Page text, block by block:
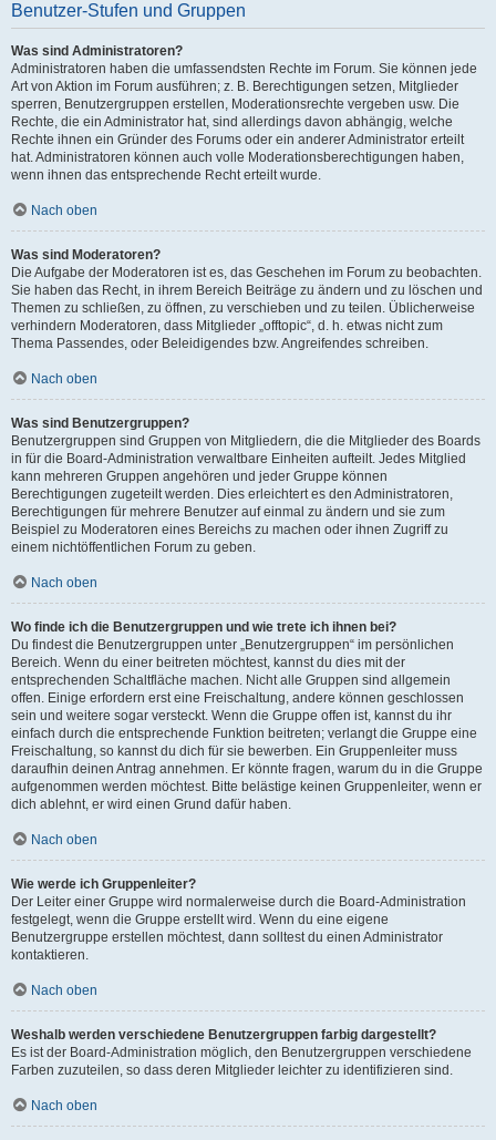
Benutzer-Stufen und Gruppen
Was sind Administratoren?
Administratoren haben die umfassendsten Rechte im Forum. Sie können jede
Art von Aktion im Forum ausführen; z. B. Berechtigungen setzen, Mitglieder
sperren, Benutzergruppen erstellen, Moderationsrechte vergeben usw. Die
Rechte, die ein Administrator hat, sind allerdings davon abhängig, welche
Rechte ihnen ein Gründer des Forums oder ein anderer Administrator erteilt
hat. Administratoren können auch volle Moderationsberechtigungen haben,
wenn ihnen das entsprechende Recht erteilt wurde.
Nach oben
Was sind Moderatoren?
Die Aufgabe der Moderatoren ist es, das Geschehen im Forum zu beobachten.
Sie haben das Recht, in ihrem Bereich Beiträge zu ändern und zu löschen und
Themen zu schließen, zu öffnen, zu verschieben und zu teilen. Üblicherweise
verhindern Moderatoren, dass Mitglieder „offtopic“, d. h. etwas nicht zum
Thema Passendes, oder Beleidigendes bzw. Angreifendes schreiben.
Nach oben
Was sind Benutzergruppen?
Benutzergruppen sind Gruppen von Mitgliedern, die die Mitglieder des Boards
in für die Board-Administration verwaltbare Einheiten aufteilt. Jedes Mitglied
kann mehreren Gruppen angehören und jeder Gruppe können
Berechtigungen zugeteilt werden. Dies erleichtert es den Administratoren,
Berechtigungen für mehrere Benutzer auf einmal zu ändern und sie zum
Beispiel zu Moderatoren eines Bereichs zu machen oder ihnen Zugriff zu
einem nichtöffentlichen Forum zu geben.
Nach oben
Wo finde ich die Benutzergruppen und wie trete ich ihnen bei?
Du findest die Benutzergruppen unter „Benutzergruppen“ im persönlichen
Bereich. Wenn du einer beitreten möchtest, kannst du dies mit der
entsprechenden Schaltfläche machen. Nicht alle Gruppen sind allgemein
offen. Einige erfordern erst eine Freischaltung, andere können geschlossen
sein und weitere sogar versteckt. Wenn die Gruppe offen ist, kannst du ihr
einfach durch die entsprechende Funktion beitreten; verlangt die Gruppe eine
Freischaltung, so kannst du dich für sie bewerben. Ein Gruppenleiter muss
daraufhin deinen Antrag annehmen. Er könnte fragen, warum du in die Gruppe
aufgenommen werden möchtest. Bitte belästige keinen Gruppenleiter, wenn er
dich ablehnt, er wird einen Grund dafür haben.
Nach oben
Wie werde ich Gruppenleiter?
Der Leiter einer Gruppe wird normalerweise durch die Board-Administration
festgelegt, wenn die Gruppe erstellt wird. Wenn du eine eigene
Benutzergruppe erstellen möchtest, dann solltest du einen Administrator
kontaktieren.
Nach oben
Weshalb werden verschiedene Benutzergruppen farbig dargestellt?
Es ist der Board-Administration möglich, den Benutzergruppen verschiedene
Farben zuzuteilen, so dass deren Mitglieder leichter zu identifizieren sind.
Nach oben